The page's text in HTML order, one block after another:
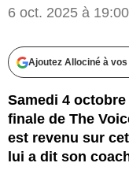
6 oct. 2025 à 19:00
Ajoutez Allociné à
Samedi 4
finale de The
est revenu sur
lui a dit son